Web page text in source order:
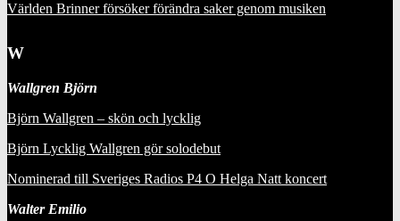
Världen Brinner försöker förändra saker genom musiken
W
Wallgren Björn
Björn Wallgren – skön och lycklig
Björn Lycklig Wallgren gör solodebut
Nominerad till Sveriges Radios P4 O Helga Natt koncert
Walter Emilio